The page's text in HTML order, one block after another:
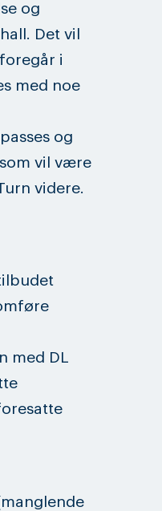
og
Det vil
i
med noe
og
vil være
videre.
med DL